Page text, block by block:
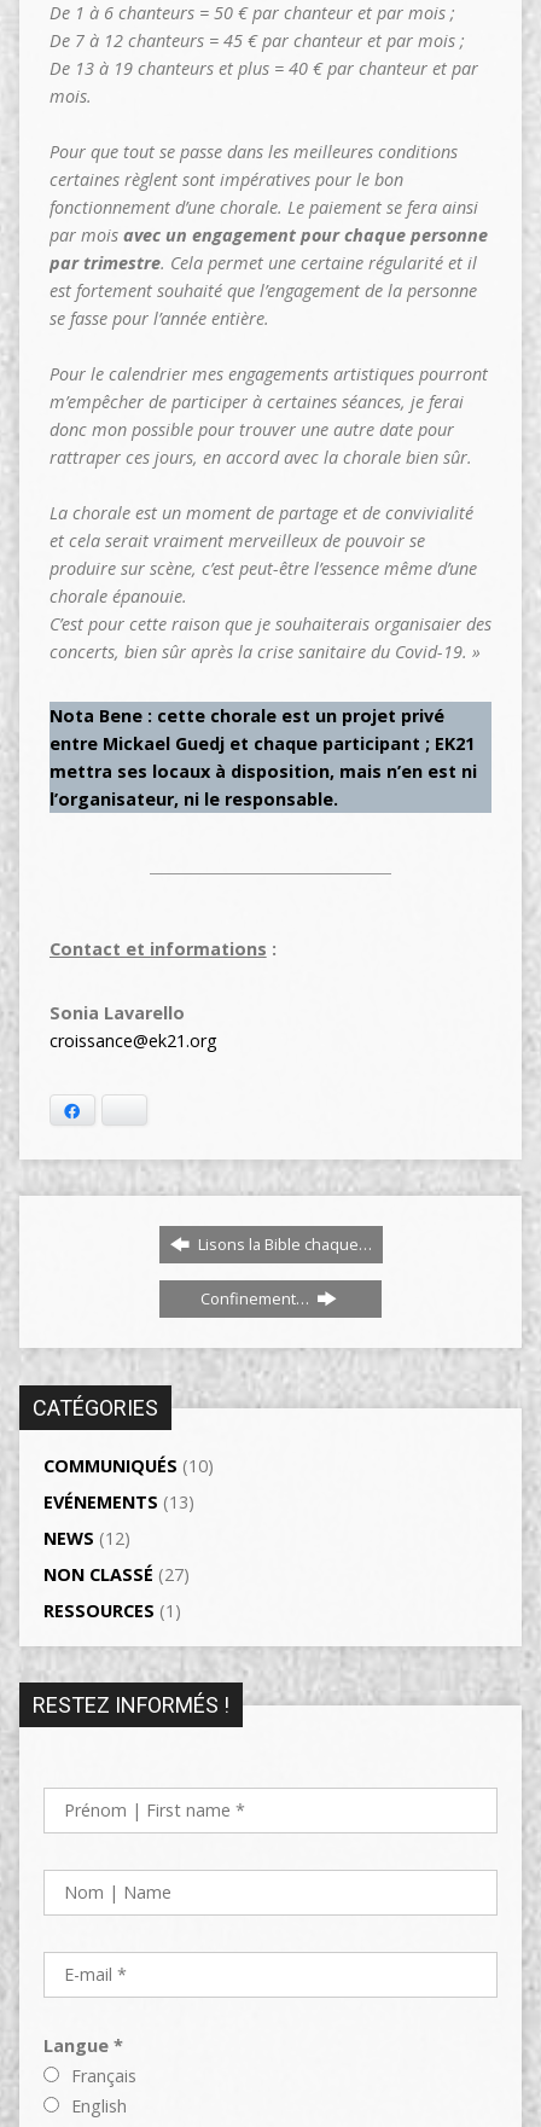
De 1 à 6 chanteurs = 50 € par chanteur et par mois ;
De 7 à 12 chanteurs = 45 € par chanteur et par mois ;
De 13 à 19 chanteurs et plus = 40 € par chanteur et par
mois.
Pour que tout se passe dans les meilleures conditions
certaines règlent sont impératives pour le bon
fonctionnement d’une chorale. Le paiement se fera ainsi
par mois avec un engagement pour chaque personne
par trimestre. Cela permet une certaine régularité et il
est fortement souhaité que l’engagement de la personne
se fasse pour l’année entière.
Pour le calendrier mes engagements artistiques pourront
m’empêcher de participer à certaines séances, je ferai
donc mon possible pour trouver une autre date pour
rattraper ces jours, en accord avec la chorale bien sûr.
La chorale est un moment de partage et de convivialité
et cela serait vraiment merveilleux de pouvoir se
produire sur scène, c’est peut-être l’essence même d’une
chorale épanouie.
C’est pour cette raison que je souhaiterais organisaier des
concerts, bien sûr après la crise sanitaire du Covid-19. »
Nota Bene : cette chorale est un projet privé
entre Mickael Guedj et chaque participant ; EK21
mettra ses locaux à disposition, mais n’en est ni
l’organisateur, ni le responsable.
Contact et informations :
Sonia Lavarello
croissance@ek21.org
Lisons la Bible chaque…
Confinement…
CATÉGORIES
COMMUNIQUÉS (10)
EVÉNEMENTS (13)
NEWS (12)
NON CLASSÉ (27)
RESSOURCES (1)
RESTEZ INFORMÉS !
Langue *
Français
English